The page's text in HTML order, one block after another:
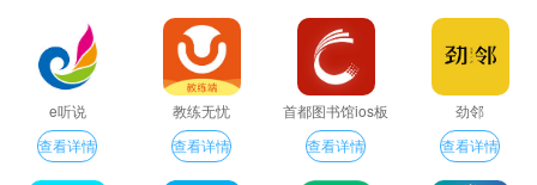
e听说
查看详情
教练无忧
查看详情
首都图书馆ios板
查看详情
劲邻
查看详情